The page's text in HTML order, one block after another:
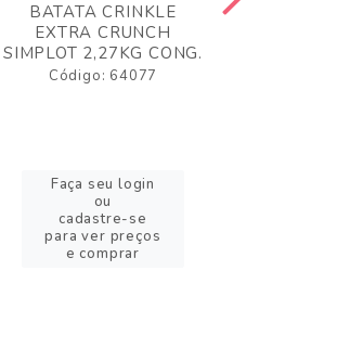
BATATA CRINKLE
EXTRA CRUNCH
SIMPLOT 2,27KG CONG.
Código: 64077
Faça seu login
ou
cadastre-se
para ver preços
e comprar